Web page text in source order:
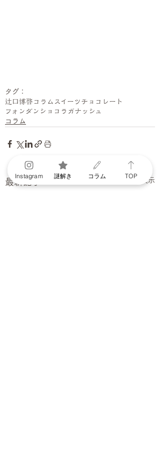
タグ：
辻口博啓 コラム スイーツ チョコレート
フォンダンショコラ ガナッシュ
コラム
最新記事 すべて表示
Instagram 謎解き コラム TOP